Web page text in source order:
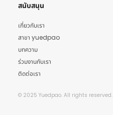
สนับสนุน
เกี่ยวกับเรา
สาขา yuedpao
บทความ
ร่วมงานกับเรา
ติดต่อเรา
© 2025 Yuedpao. All rights reserved.